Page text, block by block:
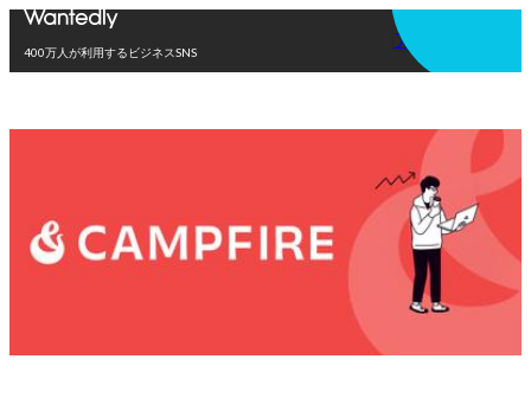
400万人が利用するビジネスSNS
アプリを使う